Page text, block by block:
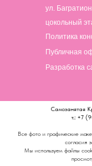
ул.
цокольный
Политика
Публичная
Разработка
Самозанятая
т.: +7
Все фото и графические
согласия
Мы используем файлы